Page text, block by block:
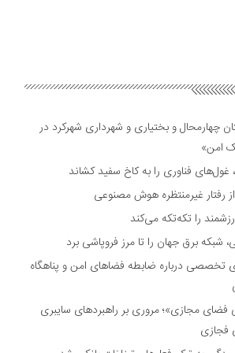
چهارمحال و بختیاری و شهرداری شهرکرد در
امن»
فناوری را به کاخ سفید کشاند
رفتار غیرمنتظره هوش مصنوعی
را تکه‌تکه می‌کند
برق جهان را تا مرز فروپاشی برد
تخصصی درباره ضابطه فضا‌های امن و پناهگاه
مجازی»؛ مروری بر راهبرد‌های سایبری
فجازی